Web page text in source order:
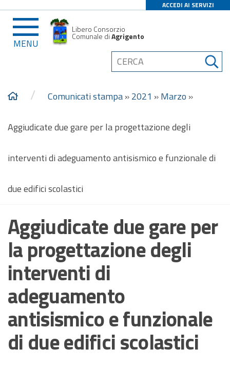
ACCEDI AI SERVIZI
MENU
Libero Consorzio
Comunale diAgrigento
/ Comunicati stampa»2021 »Marzo »
Aggiudicate due gare per la progettazione degli
interventi di adeguamento antisismico e funzionale di
due edifici scolastici
Aggiudicate due gare per
la progettazione degli
interventi di
adeguamento
antisismico e funzionale
di due edifici scolastici